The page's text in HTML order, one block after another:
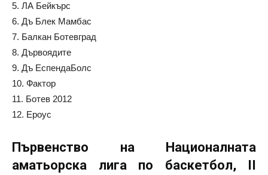
5. ЛА Бейкърс
6. Дъ Блек Мамбас
7. Балкан Ботевград
8. Дървоядите
9. Дъ ЕспендаБолс
10. Фактор
11. Ботев 2012
12. Ероус
Първенство на Националната
аматьорска лига по баскетбол, II